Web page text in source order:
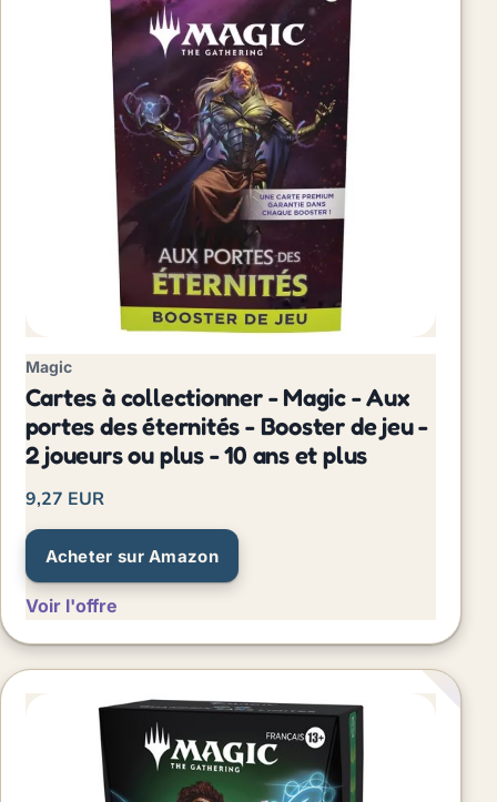
Magic
Cartes à collectionner - Magic - Aux
portes des éternités - Booster de jeu -
2 joueurs ou plus - 10 ans et plus
9,27 EUR
Acheter sur Amazon
Voir l'offre